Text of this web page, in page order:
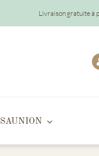
Livraison gratuite à
SAUNION